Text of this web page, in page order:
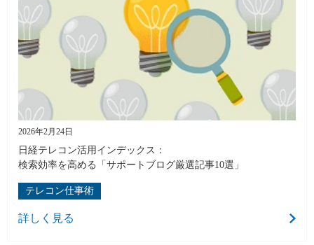
2026年2月24日
日経テレコン活用インデックス：
検索効率を高める「サポートブログ厳選記事10選」
テレコン仕事術
詳しく見る